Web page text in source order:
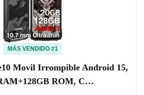
MÁS VENDIDO #1
Movil Irrompible Android 15,
ROM, C…